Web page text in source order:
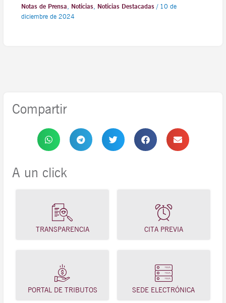
Notas de Prensa, Noticias, Noticias Destacadas/ 10 de
diciembre de 2024
Compartir
A un click
TRANSPARENCIA CITA PREVIA
PORTAL DE TRIBUTOS SEDE ELECTRÓNICA